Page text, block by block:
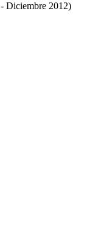
Diciembre 2012)